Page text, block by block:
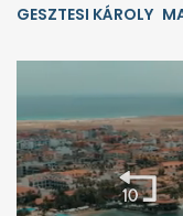
GESZTESI KÁROLY